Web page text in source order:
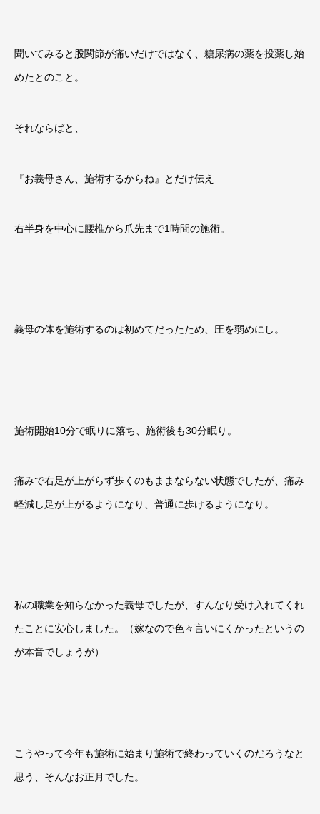
聞いてみると股関節が痛いだけではなく、糖尿病の薬を投薬し始
めたとのこと。
それならばと、
『お義母さん、施術するからね』とだけ伝え
右半身を中心に腰椎から爪先まで1時間の施術。
義母の体を施術するのは初めてだったため、圧を弱めにし。
施術開始10分で眠りに落ち、施術後も30分眠り。
痛みで右足が上がらず歩くのもままならない状態でしたが、痛み
軽減し足が上がるようになり、普通に歩けるようになり。
私の職業を知らなかった義母でしたが、すんなり受け入れてくれ
たことに安心しました。（嫁なので色々言いにくかったというの
が本音でしょうが）
こうやって今年も施術に始まり施術で終わっていくのだろうなと
思う、そんなお正月でした。